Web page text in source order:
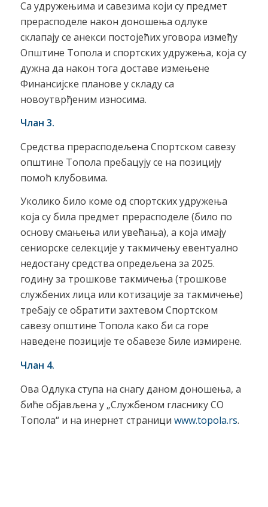
Са удружењима и савезима који су предмет
прерасподеле након доношења одлуке
склапају се анекси постојећих уговора између
Општине Топола и спортских удружења, која су
дужна да након тога доставе измењене
Финансијске планове у складу са
новоутврђеним износима.
Члан 3.
Средства прерасподељена Спортском савезу
општине Топола пребацују се на позицију
помоћ клубовима.
Уколико било коме од спортских удружења
која су била предмет прерасподеле (било по
основу смањења или увећања), а која имају
сениорске селекције у такмичењу евентуално
недостану средства опредељена за 2025.
годину за трошкове такмичења (трошкове
службених лица или котизације за такмичење)
требају се обратити захтевом Спортском
савезу општине Топола како би са горе
наведене позиције те обавезе биле измирене.
Члан 4.
Ова Одлука ступа на снагу даном доношења, а
биће објављена у „Службеном гласнику СО
Топола“ и на инернет страници www.topola.rs.